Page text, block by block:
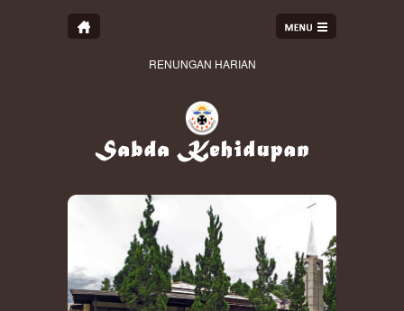
RENUNGAN HARIAN